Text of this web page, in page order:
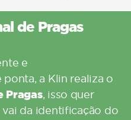
de Pragas
e
ponta, a Klin realiza o
Pragas, isso quer
da identificação do